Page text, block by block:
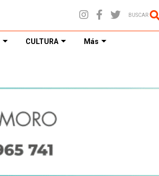
BUSCAR
CULTURA Más